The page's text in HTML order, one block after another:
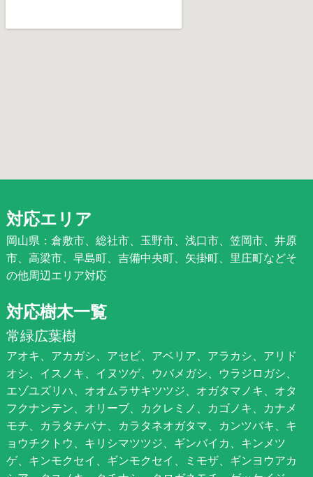
対応エリア
岡山県：倉敷市、総社市、玉野市、浅口市、笠岡市、井原
市、高梁市、早島町、吉備中央町、矢掛町、里庄町などそ
の他周辺エリア対応
対応樹木一覧
常緑広葉樹
アオキ、アカガシ、アセビ、アベリア、アラカシ、アリド
オシ、イスノキ、イヌツゲ、ウバメガシ、ウラジロガシ、
エゾユズリハ、オオムラサキツツジ、オガタマノキ、オタ
フクナンテン、オリーブ、カクレミノ、カゴノキ、カナメ
モチ、カラタチバナ、カラタネオガタマ、カンツバキ、キ
ョウチクトウ、キリシマツツジ、ギンバイカ、キンメツ
ゲ、キンモクセイ、ギンモクセイ、ミモザ、ギンヨウアカ